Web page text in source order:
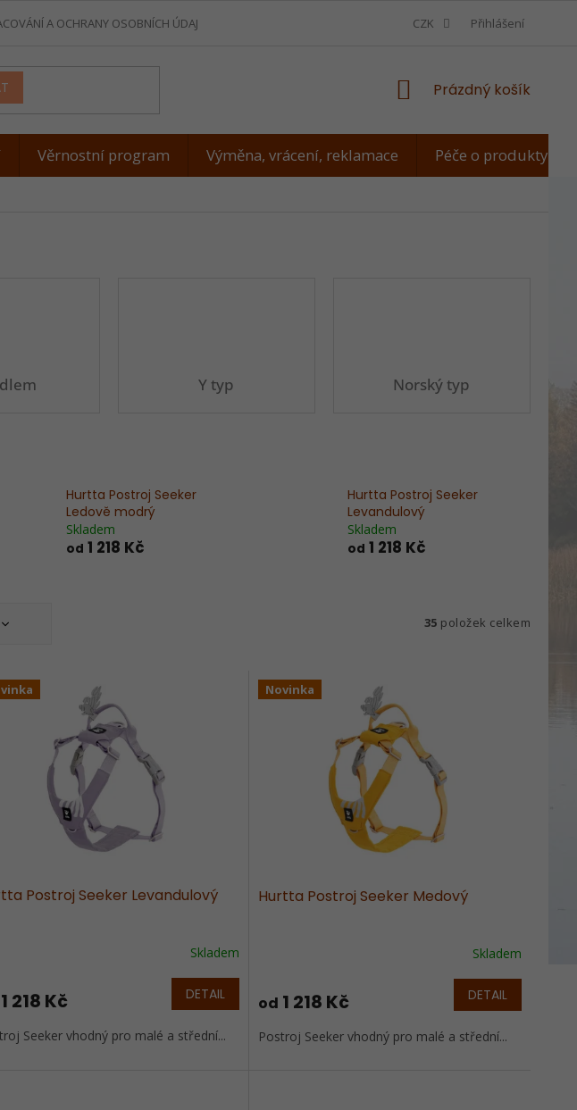
A OCHRANY OSOBNÍCH ÚDAJŮ JAK ZMĚŘIT PSA
CZK Přihlášení
NÁKUPNÍ
Prázdný košík
Věrnostní program Výměna, vrácení, reklamace Péče o produkty
Y typ Norský typ
Hurtta Postroj Seeker
Ledově modrý
Skladem
od 1 218 Kč
Hurtta Postroj Seeker
Levandulový
Skladem
od 1 218 Kč
35 položek celkem
Postroj Seeker Levandulový
Skladem
1 218 Kč DETAIL
Seeker vhodný pro malé a střední...
Novinka
Hurtta Postroj Seeker Medový
Skladem
od 1 218 Kč DETAIL
Postroj Seeker vhodný pro malé a střední...